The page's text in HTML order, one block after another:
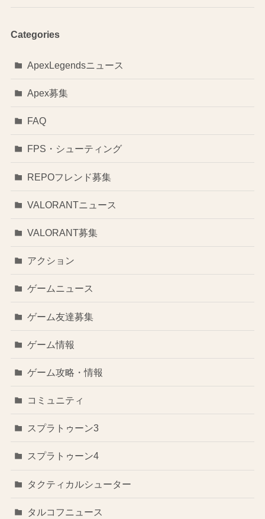
Categories
ApexLegendsニュース
Apex募集
FAQ
FPS・シューティング
REPOフレンド募集
VALORANTニュース
VALORANT募集
アクション
ゲームニュース
ゲーム友達募集
ゲーム情報
ゲーム攻略・情報
コミュニティ
スプラトゥーン3
スプラトゥーン4
タクティカルシューター
タルコフニュース